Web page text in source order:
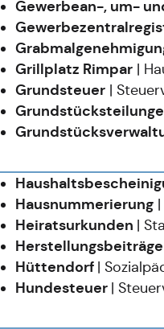
Gewerbean-, um-
Grillplatz Rimpar |
Grundsteuer |
Hausnummerierung
Heiratsurkunden |
Herstellungsbeiträge
Hüttendorf |
Hundesteuer |